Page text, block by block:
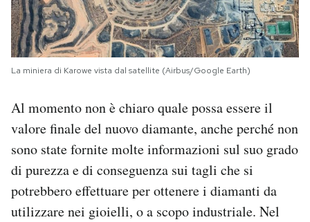
La miniera di Karowe vista dal satellite (Airbus/Google Earth)
Al momento non è chiaro quale possa essere il
valore finale del nuovo diamante, anche perché non
sono state fornite molte informazioni sul suo grado
di purezza e di conseguenza sui tagli che si
potrebbero effettuare per ottenere i diamanti da
utilizzare nei gioielli, o a scopo industriale. Nel